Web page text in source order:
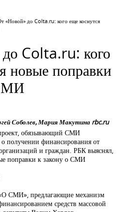
«Новой» до Colta.ru: кого еще коснутся
Colta.ru: кого
новые поправки
Соболев, Мария Макутина rbc.ru
обязывающий СМИ
о получении финансирования от
и граждан. РБК выяснял,
поправки к закону о СМИ
СМИ», предлагающие механизм
средств массовой